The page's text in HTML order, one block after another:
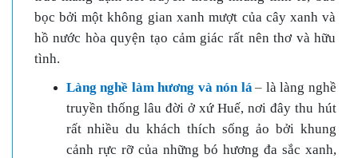
bọc bởi một không gian xanh mượt của cây xanh và
hồ nước hòa quyện tạo cảm giác rất nên thơ và hữu
tình.
Làng nghề làm hương và nón lá– là làng nghề
truyền thống lâu đời ở xứ Huế, nơi đây thu hút
rất nhiều du khách thích sống ảo bởi khung
cảnh rực rỡ của những bó hương đa sắc xanh,